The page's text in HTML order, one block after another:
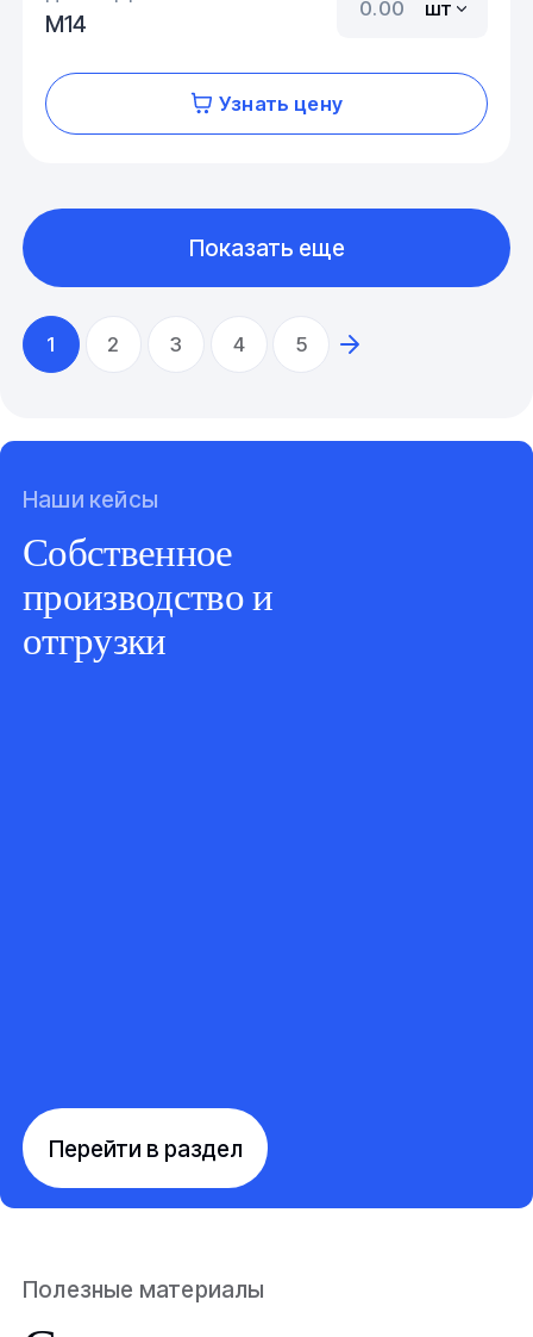
М14
шт
Узнать цену
1 2 3 4 5
Показать еще
Наши кейсы
Собственное
производство и
отгрузки
Перейти в раздел
Полезные материалы